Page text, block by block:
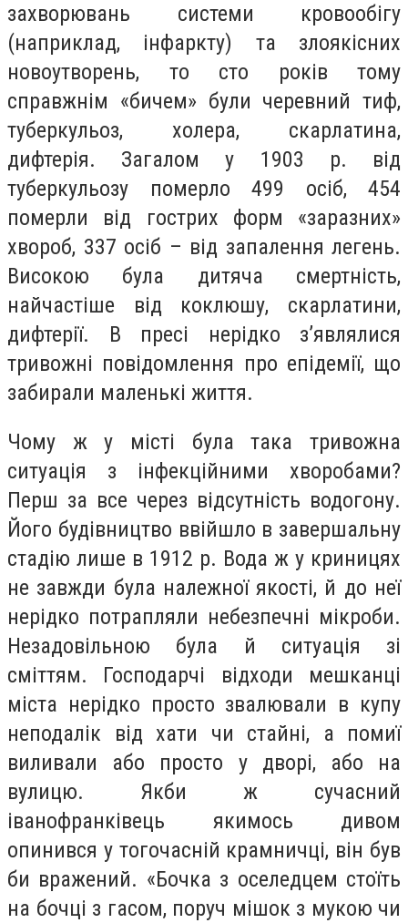
захворювань системи кровообігу
(наприклад, інфаркту) та злоякісних
новоутворень, то сто років тому
справжнім «бичем» були черевний тиф,
туберкульоз, холера, скарлатина,
дифтерія. Загалом у 1903 р. від
туберкульозу померло 499 осіб, 454
померли від гострих форм «заразних»
хвороб, 337 осіб – від запалення легень.
Високою була дитяча смертність,
найчастіше від коклюшу, скарлатини,
дифтерії. В пресі нерідко з’являлися
тривожні повідомлення про епідемії, що
забирали маленькі життя.
Чому ж у місті була така тривожна
ситуація з інфекційними хворобами?
Перш за все через відсутність водогону.
Його будівництво ввійшло в завершальну
стадію лише в 1912 р. Вода ж у криницях
не завжди була належної якості, й до неї
нерідко потрапляли небезпечні мікроби.
Незадовільною була й ситуація зі
сміттям. Господарчі відходи мешканці
міста нерідко просто звалювали в купу
неподалік від хати чи стайні, а помиї
виливали або просто у дворі, або на
вулицю. Якби ж сучасний
іванофранківець якимось дивом
опинився у тогочасній крамничці, він був
би вражений. «Бочка з оселедцем стоїть
на бочці з гасом, поруч мішок з мукою чи